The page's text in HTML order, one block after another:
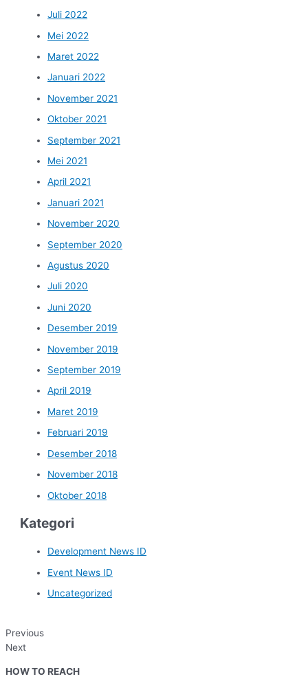
Juli 2022
Mei 2022
Maret 2022
Januari 2022
November 2021
Oktober 2021
September 2021
Mei 2021
April 2021
Januari 2021
November 2020
September 2020
Agustus 2020
Juli 2020
Juni 2020
Desember 2019
November 2019
September 2019
April 2019
Maret 2019
Februari 2019
Desember 2018
November 2018
Oktober 2018
Kategori
Development News ID
Event News ID
Uncategorized
Previous
Next
HOW TO REACH